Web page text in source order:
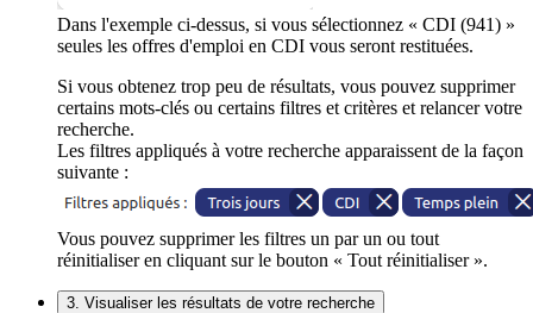
Dans l'exemple ci-dessus, si vous sélectionnez « CDI (941) »
seules les offres d'emploi en CDI vous seront restituées.
Si vous obtenez trop peu de résultats, vous pouvez supprimer
certains mots-clés ou certains filtres et critères et relancer votre
recherche.
Les filtres appliqués à votre recherche apparaissent de la façon
suivante :
Vous pouvez supprimer les filtres un par un ou tout
réinitialiser en cliquant sur le bouton « Tout réinitialiser ».
3. Visualiser les résultats de votre recherche